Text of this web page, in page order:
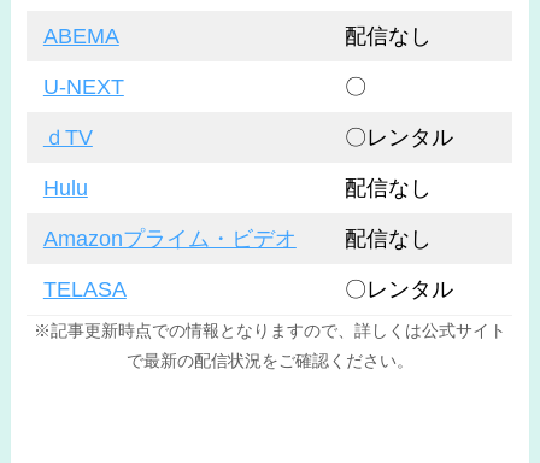
ABEMA 配信なし
U-NEXT 〇
ｄTV 〇レンタル
Hulu 配信なし
Amazonプライム・ビデオ 配信なし
TELASA 〇レンタル
※記事更新時点での情報となりますので、詳しくは公式サイト
で最新の配信状況をご確認ください。